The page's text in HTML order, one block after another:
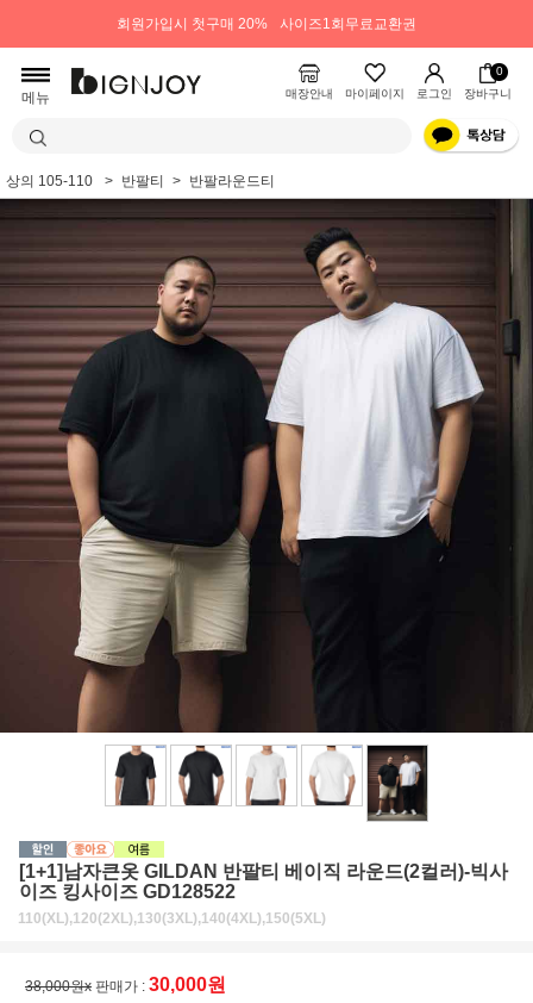
회원가입시 첫구매 20% 사이즈1회무료교환권
메뉴 매장안내 마이페이지 로그인
0
장바구니
상의 105-110 반팔티 반팔라운드티
[1+1]남자큰옷 GILDAN 반팔티 베이직 라운드(2컬러)-빅사
이즈 킹사이즈 GD128522
110(XL),120(2XL),130(3XL),140(4XL),150(5XL)
38,000원x 판매가 : 30,000원